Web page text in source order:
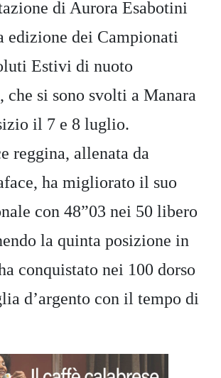
di Aurora Esabotini
edizione dei Campionati
Estivi di nuoto
che si sono svolti a Manara
il 7 e 8 luglio.
reggina, allenata da
ha migliorato il suo
con 48”03 nei 50 libero
la quinta posizione in
conquistato nei 100 dorso
d’argento con il tempo di